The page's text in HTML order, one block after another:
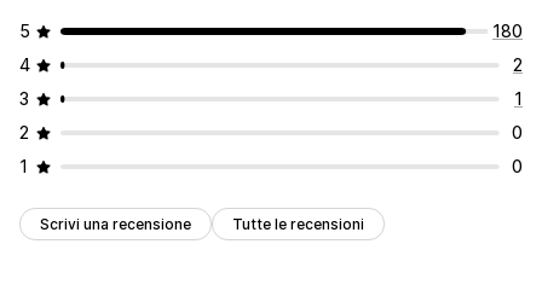
5
180
4
2
3
1
2
0
1
0
Scrivi una recensione Tutte le recensioni